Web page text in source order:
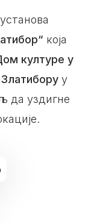
која
културе у
у
да уздигне